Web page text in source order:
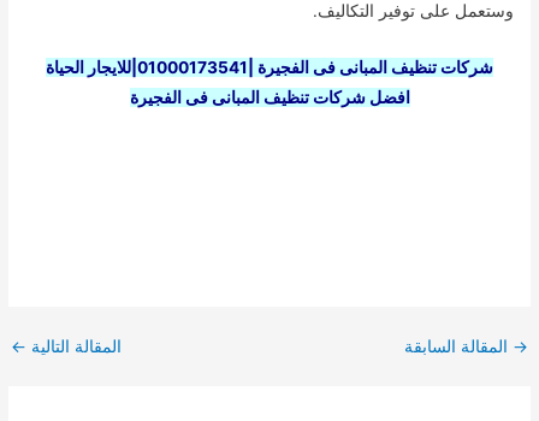
وستعمل على توفير التكاليف.
شركات تنظيف المبانى فى الفجيرة |01000173541|للايجار الحياة
افضل شركات تنظيف المبانى فى الفجيرة
Post
→ المقالة السابقة المقالة التالية ←